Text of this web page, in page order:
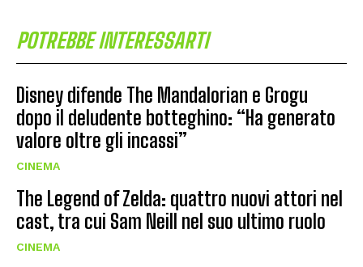
POTREBBE INTERESSARTI
Disney difende The Mandalorian e Grogu
dopo il deludente botteghino: “Ha generato
valore oltre gli incassi”
CINEMA
The Legend of Zelda: quattro nuovi attori nel
cast, tra cui Sam Neill nel suo ultimo ruolo
CINEMA